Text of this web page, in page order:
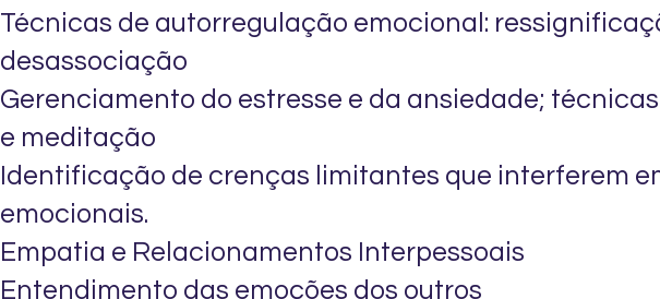
Técnicas de autorregulação emocional:
desassociação
Gerenciamento do estresse e da ansiedade;
e meditação
Identificação de crenças limitantes que interferem
emocionais.
Empatia e Relacionamentos Interpessoais
Entendimento das emoções dos outros